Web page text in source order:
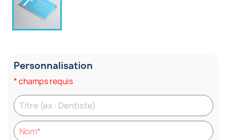
Personnalisation
* champs requis